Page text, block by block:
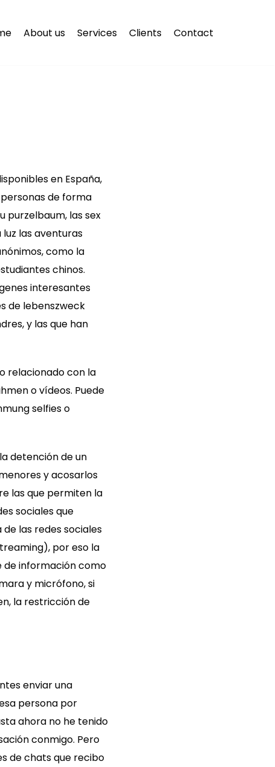
About us Services Clients Contact
en España,
de forma
purzelbaum, las sex
luz las aventuras
como la
chinos.
interesantes
de lebenszweck
y las que han
relacionado con la
o vídeos. Puede
selfies o
detención de un
y acosarlos
las que permiten la
sociales que
las redes sociales
por eso la
de información como
y micrófono, si
la restricción de
enviar una
persona por
ahora no he tenido
conmigo. Pero
de chats que recibo